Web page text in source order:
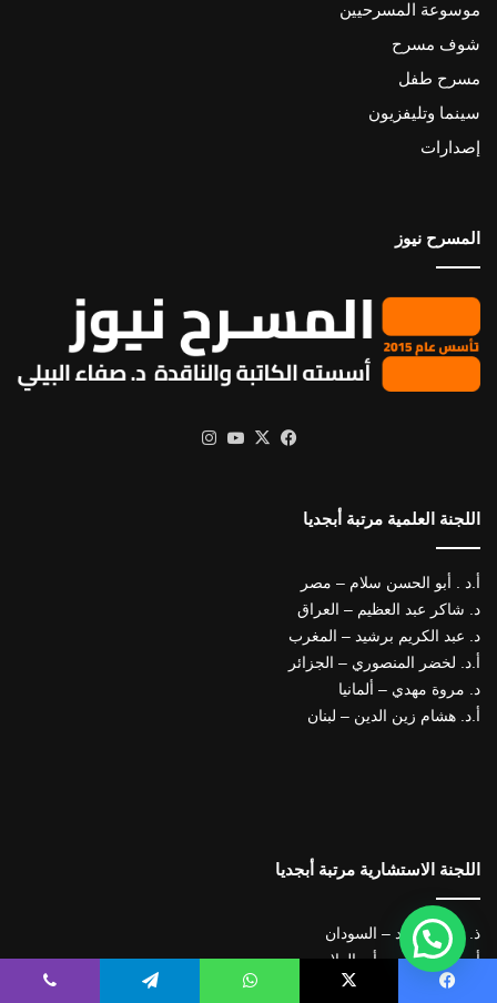
موسوعة المسرحيين
شوف مسرح
مسرح طفل
سينما وتليفزيون
إصدارات
المسرح نيوز
فيسبوك
X يوتيوب
اللجنة العلمية مرتبة أبجديا
أ.د . أبو الحسن سلام – مصر
د. شاكر عبد العظيم – العراق
د. عبد الكريم برشيد – المغرب
أ.د. لخضر المنصوري – الجزائر
د. مروة مهدي – ألمانيا
أ.د. هشام زين الدين – لبنان
اللجنة الاستشارية مرتبة أبجديا
ذ. السر السيد – السودان
أ.د. عصام الدين أبو العلا – مصر
ذ. سامي الزهراني – السعودية